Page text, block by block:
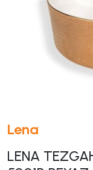
Lena
LENA